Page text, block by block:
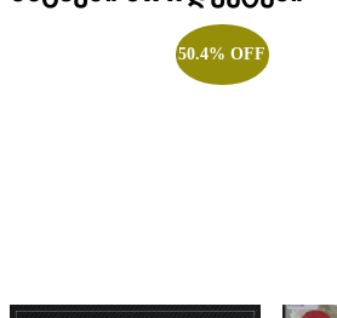
50.4% OFF